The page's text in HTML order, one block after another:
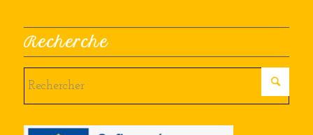
Recherche